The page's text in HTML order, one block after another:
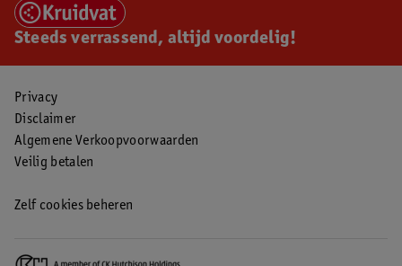
Steeds verrassend, altijd voordelig!
Privacy
Disclaimer
Algemene Verkoopvoorwaarden
Veilig betalen
Zelf cookies beheren